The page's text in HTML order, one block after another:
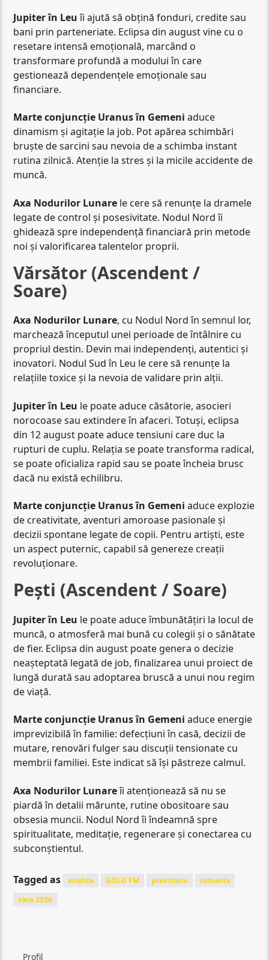
Jupiter în Leuîi ajută să obțină fonduri, credite sau
bani prin parteneriate. Eclipsa din august vine cu o
resetare intensă emoțională, marcând o
transformare profundă a modului în care
gestionează dependențele emoționale sau
financiare.
Marte conjuncție Uranus în Gemeni aduce
dinamism și agitație la job. Pot apărea schimbări
bruște de sarcini sau nevoia de a schimba instant
rutina zilnică. Atenție la stres și la micile accidente de
muncă.
Axa Nodurilor Lunare le cere să renunțe la dramele
legate de control și posesivitate. Nodul Nord îi
ghidează spre independență financiară prin metode
noi și valorificarea talentelor proprii.
Vărsător (Ascendent /
Soare)
Axa Nodurilor Lunare, cu Nodul Nord în semnul lor,
marchează începutul unei perioade de întâlnire cu
propriul destin. Devin mai independenți, autentici și
inovatori. Nodul Sud în Leu le cere să renunțe la
relațiile toxice și la nevoia de validare prin alții.
Jupiter în Leu le poate aduce căsătorie, asocieri
norocoase sau extindere în afaceri. Totuși, eclipsa
din 12 august poate aduce tensiuni care duc la
rupturi de cuplu. Relația se poate transforma radical,
se poate oficializa rapid sau se poate încheia brusc
dacă nu există echilibru.
Marte conjuncție Uranus în Gemeni aduce explozie
de creativitate, aventuri amoroase pasionale și
decizii spontane legate de copii. Pentru artiști, este
un aspect puternic, capabil să genereze creații
revoluționare.
Pești (Ascendent / Soare)
Jupiter în Leu le poate aduce îmbunătățiri la locul de
muncă, o atmosferă mai bună cu colegii și o sănătate
de fier. Eclipsa din august poate genera o decizie
neașteptată legată de job, finalizarea unui proiect de
lungă durată sau adoptarea bruscă a unui nou regim
de viață.
Marte conjuncție Uranus în Gemeni aduce energie
imprevizibilă în familie: defecțiuni în casă, decizii de
mutare, renovări fulger sau discuții tensionate cu
membrii familiei. Este indicat să își păstreze calmul.
Axa Nodurilor Lunareîi atenționează să nu se
piardă în detalii mărunte, rutine obositoare sau
obsesia muncii. Nodul Nord îi îndeamnă spre
spiritualitate, meditație, regenerare și conectarea cu
subconștientul.
Tagged as analiza GOLD FM previziuni
romania
vara 2026
Profil